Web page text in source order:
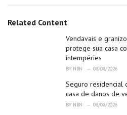
r
:Related Content
Vendavais e
protege sua casa
intempéries
BY N8N 08/08/2026
Seguro residencial
casa de danos de
BY N8N 08/08/2026